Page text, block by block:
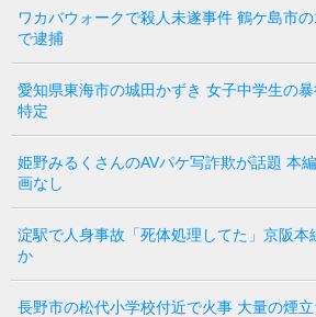
ワカバウォークで殺人未遂事件 鶴ケ島市
で逮捕
愛知県東海市の城田かずき 女子中学生の
特定
姫野みるくさんのAVパケ写詐欺が話題 本
画なし
淀駅で人身事故「死体処理してた」京阪本
か
長野市の松代小学校付近で火事 大量の煙